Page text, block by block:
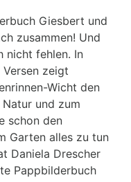
Giesbert und
zusammen! Und
nicht fehlen. In
zeigt
Wicht den
und zum
schon den
Garten alles zu tun
Daniela Drescher
Pappbilderbuch